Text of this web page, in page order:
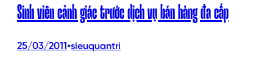
Sinh viên cảnh giác trước dịch vụ bán hàng đa cấp
25/03/2011•sieuquantri